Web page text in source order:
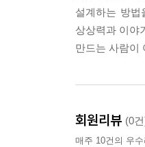
사례로 스튜디
록 서비스를
습했는지, 만
--- 본문 중에서
설계하는 방
상상력과 이야
만드는 사람이
회원리뷰 (0
매주 10건의 우